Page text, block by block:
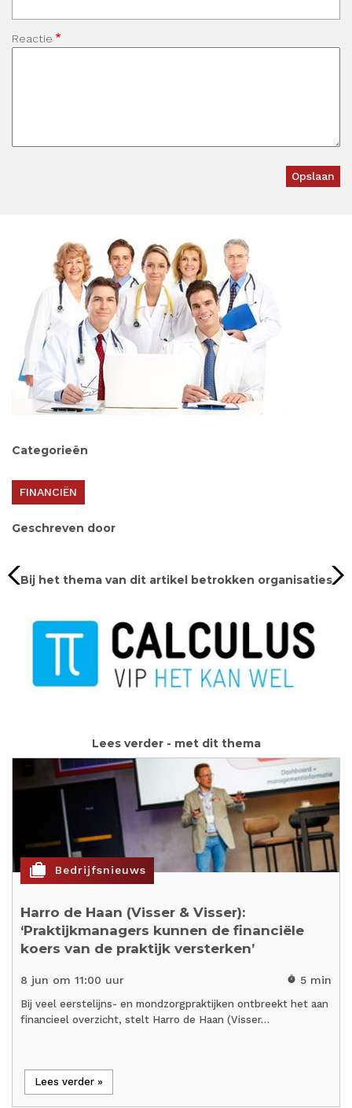
Reactie
Categorieën
FINANCIËN
Geschreven door
Bij het thema van dit artikel betrokken organisaties
Lees verder - met dit thema
cases Bedrijfsnieuws
Harro de Haan (Visser & Visser):
‘Praktijkmanagers kunnen de financiële
koers van de praktijk versterken’
8 jun om 11:00 uur timer 5 min
Bij veel eerstelijns- en mondzorgpraktijken ontbreekt het aan
financieel overzicht, stelt Harro de Haan (Visser…
Lees verder »